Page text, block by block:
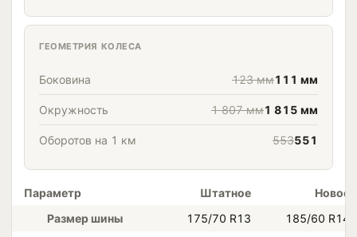
ГЕОМЕТРИЯ КОЛЕСА
Боковина 123 мм111 мм
Окружность 1 807 мм1 815 мм
Оборотов на 1 км 553551
Параметр Штатное
Новое
Размер шины
175/70 R13
185/60 R14